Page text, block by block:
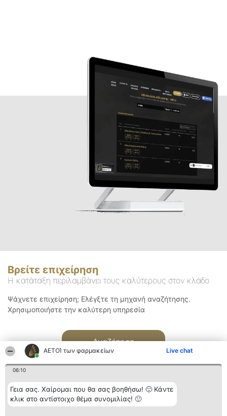
ΑΕΤΟΊ των φαρμακείων Live chat
06:10
Γεια σας. Χαίρομαι που θα σας βοηθήσω! 🙂 Κάντε
κλικ στο αντίστοιχο θέμα συνομιλίας! 🙂
Βρείτε επιχείρηση
Η κατάταξη περιλαμβάνει τους καλύτερους στον κλάδο
Ψάχνετε επιχείρηση; Ελέγξτε τη μηχανή αναζήτησης.
Χρησιμοποιήστε την καλύτερη υπηρεσία
Αναζήτηση